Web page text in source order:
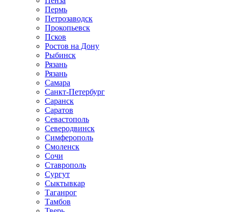
Пермь
Петрозаводск
Прокопьевск
Псков
Ростов на Дону
Рыбинск
Рязань
Рязань
Самара
Санкт-Петербург
Саранск
Саратов
Севастополь
Северодвинск
Симферополь
Смоленск
Сочи
Ставрополь
Сургут
Сыктывкар
Таганрог
Тамбов